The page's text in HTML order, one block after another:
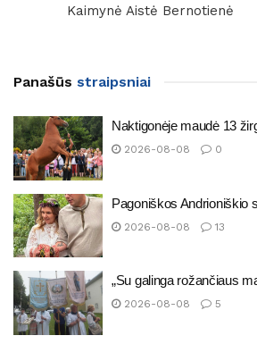
Kaimynė Aistė Bernotienė
Panašūs straipsniai
Naktigonėje maudė 13
2026-08-08 0
Pagoniškos Andrioniškio
2026-08-08 13
„Su galinga rožančiaus
2026-08-08 5